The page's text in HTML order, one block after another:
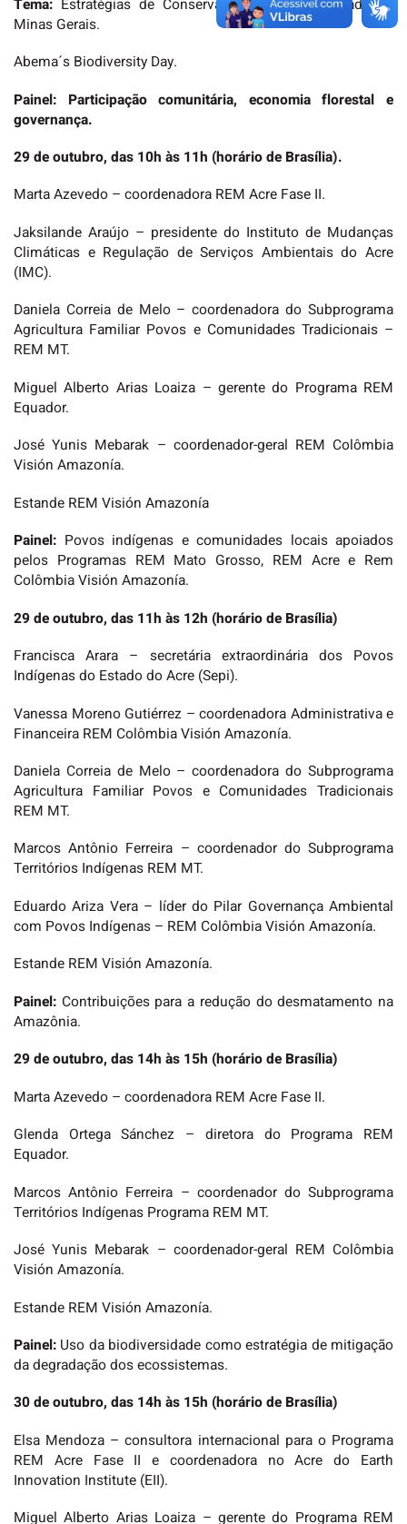
Tema: Estratégias de Conservação da Biodiversidade de
Minas Gerais.
Abema´s Biodiversity Day.
Painel: Participação comunitária, economia florestal e
governança.
29 de outubro, das 10h às 11h (horário de Brasília).
Marta Azevedo – coordenadora REM Acre Fase II.
Jaksilande Araújo – presidente do Instituto de Mudanças
Climáticas e Regulação de Serviços Ambientais do Acre
(IMC).
Daniela Correia de Melo – coordenadora do Subprograma
Agricultura Familiar Povos e Comunidades Tradicionais –
REM MT.
Miguel Alberto Arias Loaiza – gerente do Programa REM
Equador.
José Yunis Mebarak – coordenador-geral REM Colômbia
Visión Amazonía.
Estande REM Visión Amazonía
Painel: Povos indígenas e comunidades locais apoiados
pelos Programas REM Mato Grosso, REM Acre e Rem
Colômbia Visión Amazonía.
29 de outubro, das 11h às 12h (horário de Brasília)
Francisca Arara – secretária extraordinária dos Povos
Indígenas do Estado do Acre (Sepi).
Vanessa Moreno Gutiérrez – coordenadora Administrativa e
Financeira REM Colômbia Visión Amazonía.
Daniela Correia de Melo – coordenadora do Subprograma
Agricultura Familiar Povos e Comunidades Tradicionais
REM MT.
Marcos Antônio Ferreira – coordenador do Subprograma
Territórios Indígenas REM MT.
Eduardo Ariza Vera – líder do Pilar Governança Ambiental
com Povos Indígenas – REM Colômbia Visión Amazonía.
Estande REM Visión Amazonía.
Painel: Contribuições para a redução do desmatamento na
Amazônia.
29 de outubro, das 14h às 15h (horário de Brasília)
Marta Azevedo – coordenadora REM Acre Fase II.
Glenda Ortega Sánchez – diretora do Programa REM
Equador.
Marcos Antônio Ferreira – coordenador do Subprograma
Territórios Indígenas Programa REM MT.
José Yunis Mebarak – coordenador-geral REM Colômbia
Visión Amazonía.
Estande REM Visión Amazonía.
Painel: Uso da biodiversidade como estratégia de mitigação
da degradação dos ecossistemas.
30 de outubro, das 14h às 15h (horário de Brasília)
Elsa Mendoza – consultora internacional para o Programa
REM Acre Fase II e coordenadora no Acre do Earth
Innovation Institute (EII).
Miguel Alberto Arias Loaiza – gerente do Programa REM